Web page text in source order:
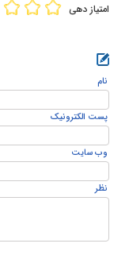
امتیاز دهی
پست الكترونيک
وب سایت